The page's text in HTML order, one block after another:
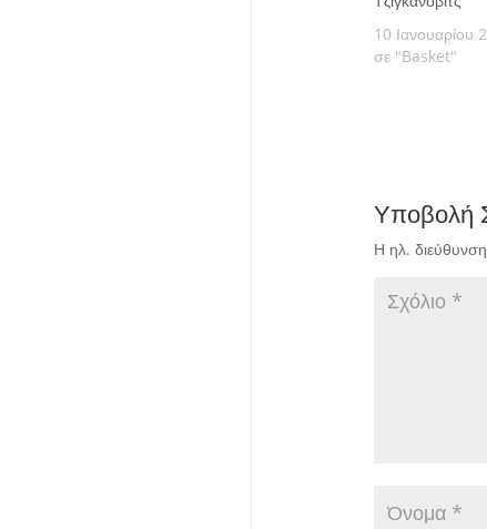
10 Ιανουαρίου
σε "Basket"
Υποβολή
Η ηλ.